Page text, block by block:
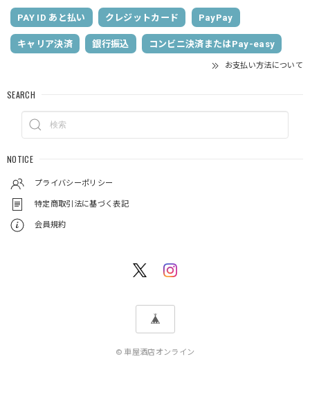
PAY ID あと払い クレジットカード PayPay
キャリア決済 銀行振込 コンビニ決済またはPay-easy
お支払い方法について
SEARCH
NOTICE
プライバシーポリシー
特定商取引法に基づく表記
会員規約
© 車屋酒店オンライン